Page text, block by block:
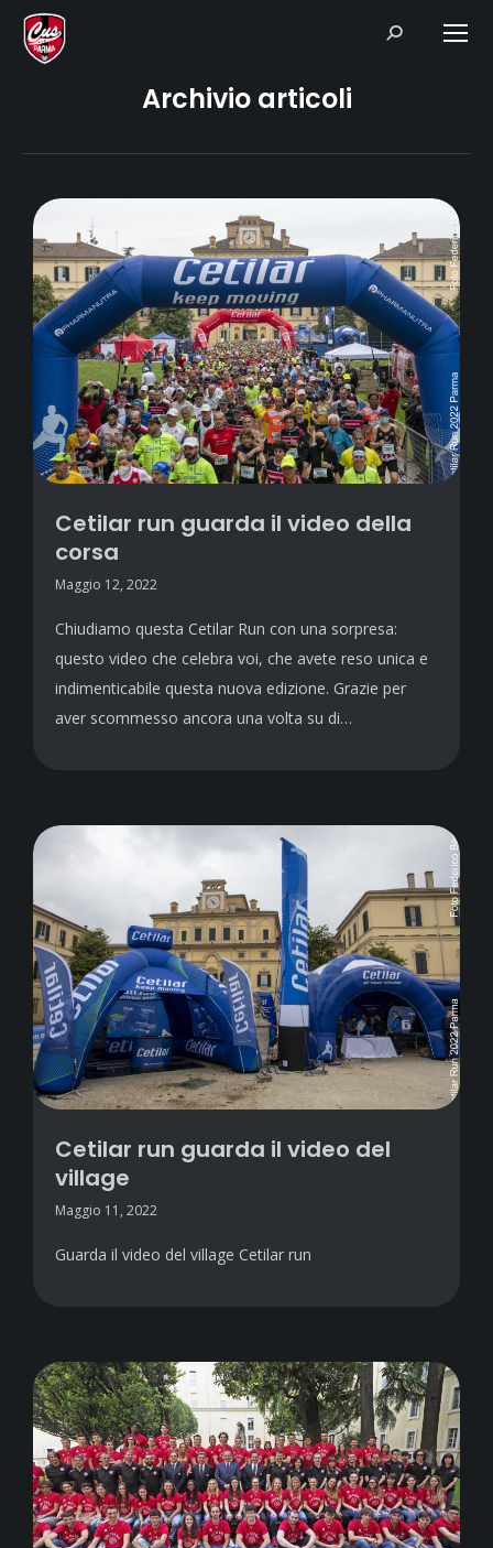
Search:
Archivio articoli
Cetilar run guarda il video della
corsa
Maggio 12, 2022
Chiudiamo questa Cetilar Run con una sorpresa:
questo video che celebra voi, che avete reso unica e
indimenticabile questa nuova edizione. Grazie per
aver scommesso ancora una volta su di…
Cetilar run guarda il video del
village
Maggio 11, 2022
Guarda il video del village Cetilar run